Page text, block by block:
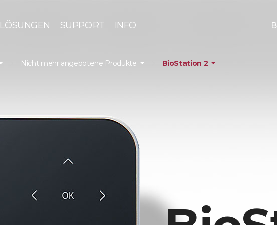
LÖSUNGEN SUPPORT INFO
Nicht mehr angebotene Produkte BioStation 2